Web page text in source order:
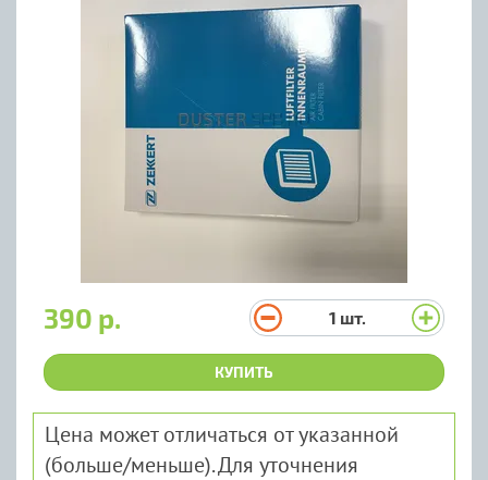
390 р. 1 шт.
КУПИТЬ
Цена может отличаться от указанной
(больше/меньше). Для уточнения